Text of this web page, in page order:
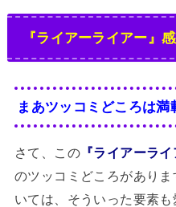
『ライアーライアー』
まあツッコミどころは
さて、この『ライアーライ
のツッコミどころがあり
いては、そういった要素